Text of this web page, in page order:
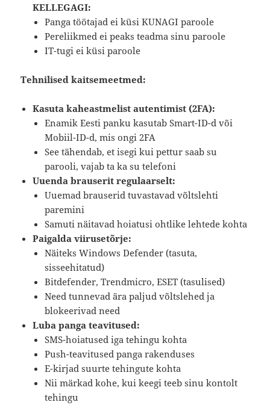
KELLEGAGI:
Panga töötajad ei küsi KUNAGI paroole
Pereliikmed ei peaks teadma sinu paroole
IT-tugi ei küsi paroole
Tehnilised kaitsemeetmed:
Kasuta kaheastmelist autentimist (2FA):
Enamik Eesti panku kasutab Smart-ID-d või
Mobiil-ID-d, mis ongi 2FA
See tähendab, et isegi kui pettur saab su
parooli, vajab ta ka su telefoni
Uuenda brauserit regulaarselt:
Uuemad brauserid tuvastavad võltslehti
paremini
Samuti näitavad hoiatusi ohtlike lehtede kohta
Paigalda viirusetõrje:
Näiteks Windows Defender (tasuta,
sisseehitatud)
Bitdefender, Trendmicro, ESET (tasulised)
Need tunnevad ära paljud võltslehed ja
blokeerivad need
Luba panga teavitused:
SMS-hoiatused iga tehingu kohta
Push-teavitused panga rakenduses
E-kirjad suurte tehingute kohta
Nii märkad kohe, kui keegi teeb sinu kontolt
tehingu